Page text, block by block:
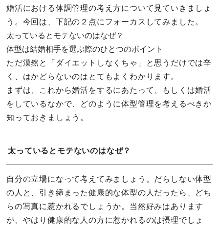
婚活における体調管理の考え方について見ていきましょ
う。今回は、下記の２点にフォーカスしてみました。
太っているとモテないのはなぜ？
体型は結婚相手を選ぶ際のひとつのポイント
ただ漠然と「ダイエットしなくちゃ」と思うだけでは辛
く、はかどらないのはとてもよくわかります。
まずは、これから婚活をするにあたって、もしくは婚活
をしているなかで、どのように体型管理を考えるべきか
知っておきましょう。
太っているとモテないのはなぜ？
自分の立場になって考えてみましょう。だらしない体型
の人と、引き締まった健康的な体型の人だったら、どち
らの写真に惹かれるでしょうか。当然好みはあります
が、やはり健康的な人の方に惹かれるのは摂理でしょ